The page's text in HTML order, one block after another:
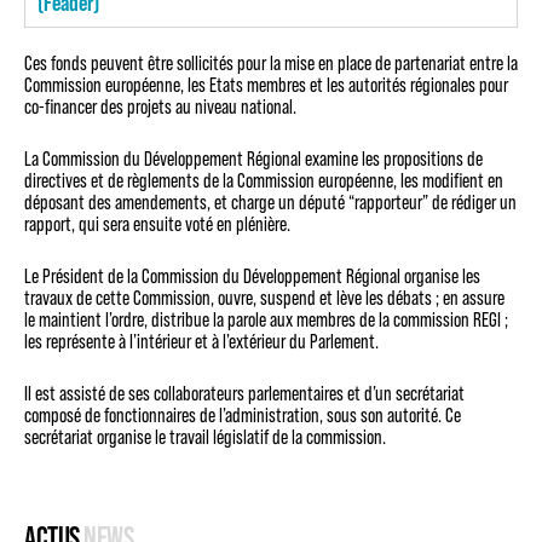
Ces fonds peuvent être sollicités pour la mise en place de partenariat entre la
Commission européenne, les Etats membres et les autorités régionales pour
co-financer des projets au niveau national.
La Commission du Développement Régional examine les propositions de
directives et de règlements de la Commission européenne, les modifient en
déposant des amendements, et charge un député “rapporteur” de rédiger un
rapport, qui sera ensuite voté en plénière.
Le Président de la Commission du Développement Régional organise les
travaux de cette Commission, ouvre, suspend et lève les débats ; en assure
le maintient l’ordre, distribue la parole aux membres de la commission REGI ;
les représente à l’intérieur et à l’extérieur du Parlement.
Il est assisté de ses collaborateurs parlementaires et d’un secrétariat
composé de fonctionnaires de l’administration, sous son autorité. Ce
secrétariat organise le travail législatif de la commission.